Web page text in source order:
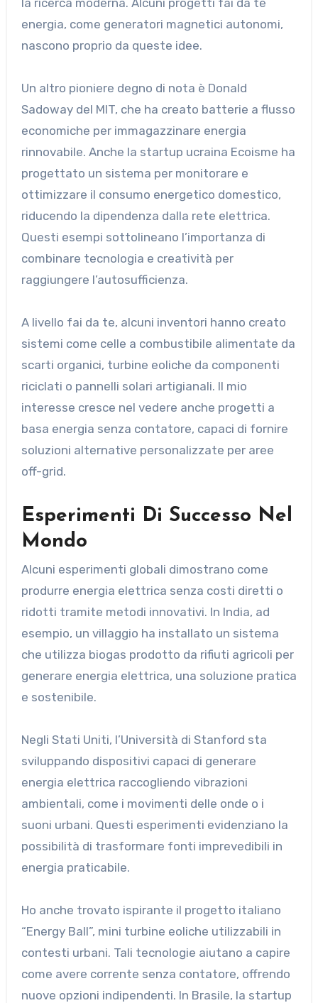
energia, come generatori magnetici autonomi,
nascono proprio da queste idee.
Un altro pioniere degno di nota è Donald
Sadoway del MIT, che ha creato batterie a flusso
economiche per immagazzinare energia
rinnovabile. Anche la startup ucraina Ecoisme ha
progettato un sistema per monitorare e
ottimizzare il consumo energetico domestico,
riducendo la dipendenza dalla rete elettrica.
Questi esempi sottolineano l’importanza di
combinare tecnologia e creatività per
raggiungere l’autosufficienza.
A livello fai da te, alcuni inventori hanno creato
sistemi come celle a combustibile alimentate da
scarti organici, turbine eoliche da componenti
riciclati o pannelli solari artigianali. Il mio
interesse cresce nel vedere anche progetti a
basa energia senza contatore, capaci di fornire
soluzioni alternative personalizzate per aree
off-grid.
Esperimenti Di Successo Nel
Mondo
Alcuni esperimenti globali dimostrano come
produrre energia elettrica senza costi diretti o
ridotti tramite metodi innovativi. In India, ad
esempio, un villaggio ha installato un sistema
che utilizza biogas prodotto da rifiuti agricoli per
generare energia elettrica, una soluzione pratica
e sostenibile.
Negli Stati Uniti, l’Università di Stanford sta
sviluppando dispositivi capaci di generare
energia elettrica raccogliendo vibrazioni
ambientali, come i movimenti delle onde o i
suoni urbani. Questi esperimenti evidenziano la
possibilità di trasformare fonti imprevedibili in
energia praticabile.
Ho anche trovato ispirante il progetto italiano
“Energy Ball”, mini turbine eoliche utilizzabili in
contesti urbani. Tali tecnologie aiutano a capire
come avere corrente senza contatore, offrendo
nuove opzioni indipendenti. In Brasile, la startup